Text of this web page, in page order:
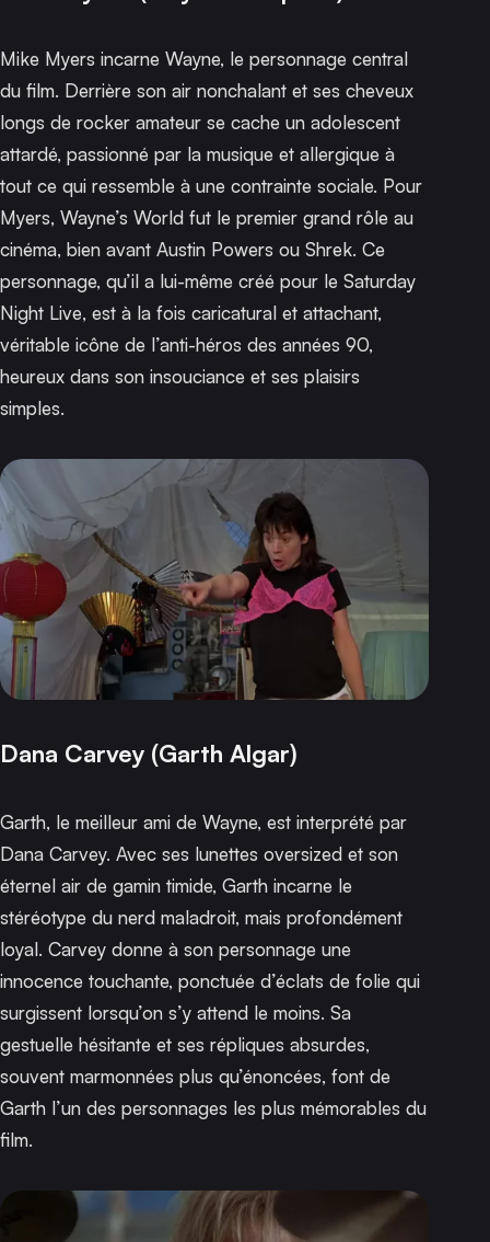
Mike Myers incarne Wayne, le personnage central
du film. Derrière son air nonchalant et ses cheveux
longs de rocker amateur se cache un adolescent
attardé, passionné par la musique et allergique à
tout ce qui ressemble à une contrainte sociale. Pour
Myers, Wayne’s World fut le premier grand rôle au
cinéma, bien avant Austin Powers ou Shrek. Ce
personnage, qu’il a lui-même créé pour le Saturday
Night Live, est à la fois caricatural et attachant,
véritable icône de l’anti-héros des années 90,
heureux dans son insouciance et ses plaisirs
simples.
Dana Carvey (Garth Algar)
Garth, le meilleur ami de Wayne, est interprété par
Dana Carvey. Avec ses lunettes oversized et son
éternel air de gamin timide, Garth incarne le
stéréotype du nerd maladroit, mais profondément
loyal. Carvey donne à son personnage une
innocence touchante, ponctuée d’éclats de folie qui
surgissent lorsqu’on s’y attend le moins. Sa
gestuelle hésitante et ses répliques absurdes,
souvent marmonnées plus qu’énoncées, font de
Garth l’un des personnages les plus mémorables du
film.